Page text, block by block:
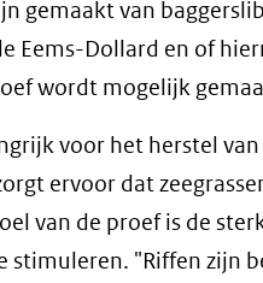
gemaakt van
Eems-Dollard en of
wordt mogelijk
voor het herstel
ervoor dat
van de proef is de
"Riffen zijn